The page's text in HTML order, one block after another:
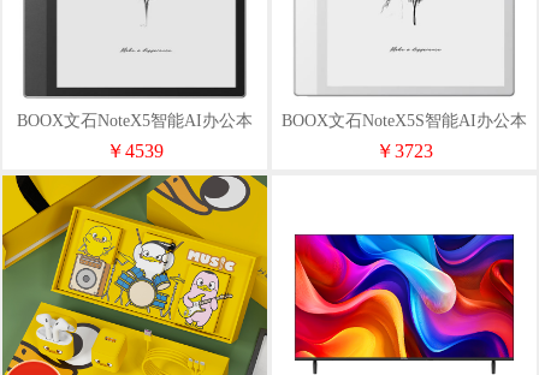
BOOX文石NoteX5智能AI办公本
10.3寸
￥4539
BOOX文石NoteX5S智能AI办公本
10.3寸
￥3723